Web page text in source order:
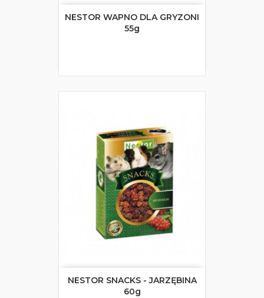
NESTOR WAPNO DLA GRYZONI
55g
NESTOR SNACKS - JARZĘBINA
60g